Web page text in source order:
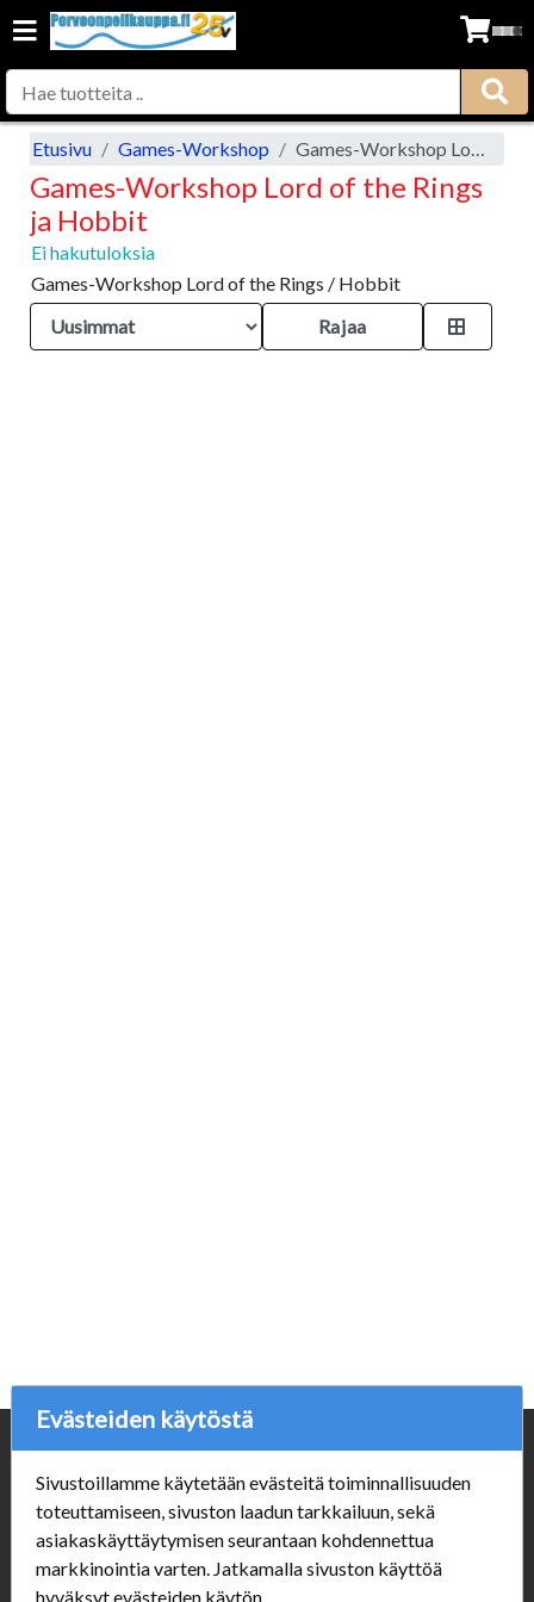
Etusivu Games-Workshop Games-Workshop Lord of the Rings ja Hobbit
Games-Workshop Lord of the Rings
ja Hobbit
Ei hakutuloksia
Games-Workshop Lord of the Rings / Hobbit
Rajaa
Porvoonpelikauppa.fi
Y-tunnus: 1550914-1
Asiakaspalvelu
Evästeiden käytöstä
Sivustoillamme käytetään evästeitä toiminnallisuuden
toteuttamiseen, sivuston laadun tarkkailuun, sekä
asiakaskäyttäytymisen seurantaan kohdennettua
markkinointia varten. Jatkamalla sivuston käyttöä
hyväksyt evästeiden käytön.